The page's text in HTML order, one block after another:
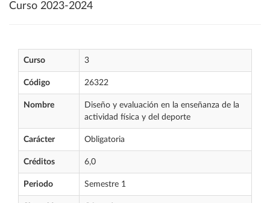
Curso 2023-2024
Curso 3
Código 26322
Nombre
Diseño y evaluación en la enseñanza de la
actividad física y del deporte
Carácter Obligatoria
Créditos 6,0
Periodo Semestre 1